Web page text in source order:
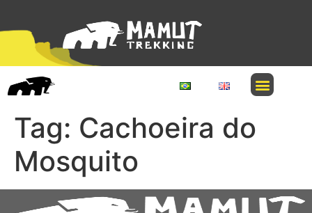
Tag: Cachoeira do
Mosquito